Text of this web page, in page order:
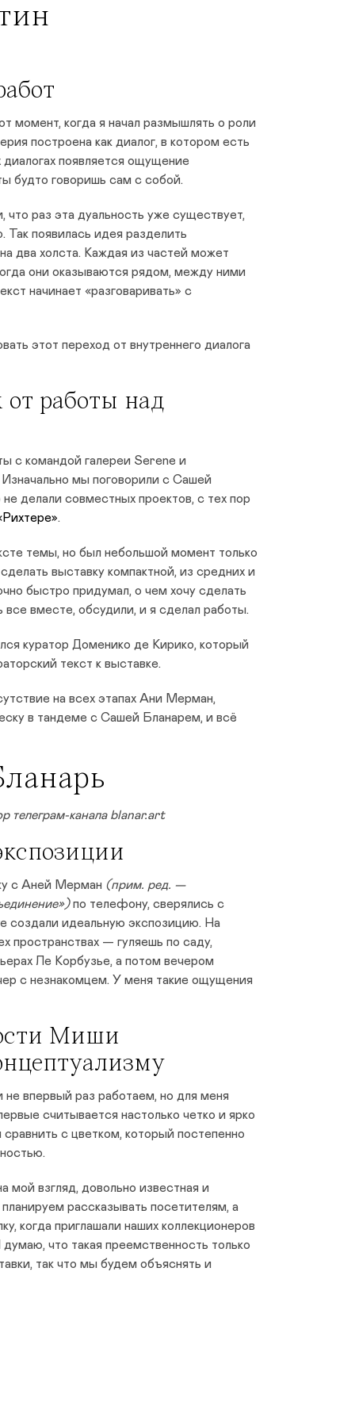
момент, когда я начал размышлять о роли
построена как диалог, в котором есть
диалогах появляется ощущение
будто говоришь сам с собой.
что раз эта дуальность уже существует,
появилась идея разделить
два холста. Каждая из частей может
они оказываются рядом, между ними
начинает «разговаривать» с
этот переход от внутреннего диалога
от работы над
с командой галереи Serene и
мы поговорили с Сашей
делали совместных проектов, с тех пор
.
темы, но был небольшой момент только
выставку компактной, из средних и
быстро придумал, о чем хочу сделать
вместе, обсудили, и я сделал работы.
куратор Доменико де Кирико, который
текст к выставке.
на всех этапах Ани Мерман,
в тандеме с Сашей Бланарем, и всё
телеграм-канала blanar.art
с Аней Мерман (прим. ред. —
по телефону, сверялись с
создали идеальную экспозицию. На
пространствах — гуляешь по саду,
Ле Корбузье, а потом вечером
с незнакомцем. У меня такие ощущения
Миши
впервый раз работаем, но для меня
считывается настолько четко и ярко
с цветком, который постепенно
мой взгляд, довольно известная и
рассказывать посетителям, а
когда приглашали наших коллекционеров
что такая преемственность только
так что мы будем объяснять и